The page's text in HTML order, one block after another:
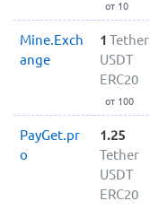
от 10
Mine.Exch
ange
1 Tether
USDT
ERC20
от 100
PayGet.pr
o
1.25
Tether
USDT
ERC20